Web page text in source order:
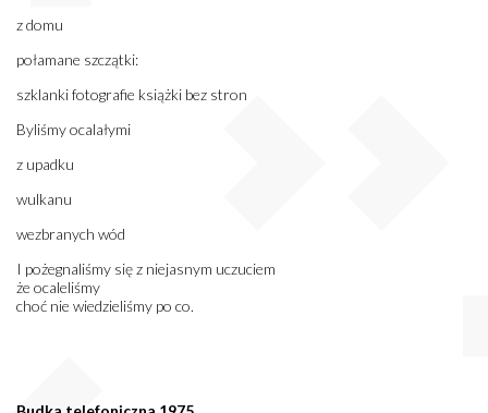
z domu
połamane szczątki:
szklanki fotografie książki bez stron
Byliśmy ocalałymi
z upadku
wulkanu
wezbranych wód
I pożegnaliśmy się z niejasnym uczuciem
że ocaleliśmy
choć nie wiedzieliśmy po co.